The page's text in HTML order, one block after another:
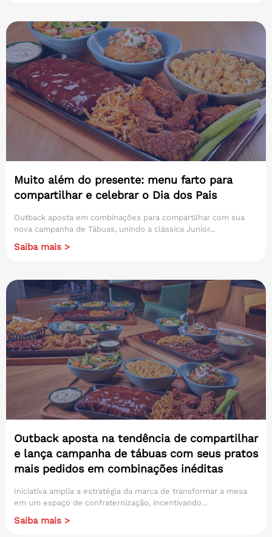
Muito além do presente: menu farto para
compartilhar e celebrar o Dia dos Pais
Outback aposta em combinações para compartilhar com sua
nova campanha de Tábuas, unindo a clássica Junior...
Saiba mais >
Outback aposta na tendência de compartilhar
e lança campanha de tábuas com seus pratos
mais pedidos em combinações inéditas
Iniciativa amplia a estratégia da marca de transformar a mesa
em um espaço de confraternização, incentivando...
Saiba mais >